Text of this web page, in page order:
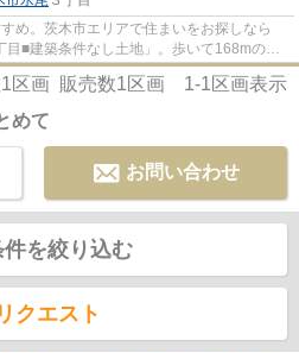
め。茨木市エリアで住まいをお探しなら
目■建築条件なし土地」。歩いて168mの場
す。土地面積は...
1区画 販売数1区画 1-1区画表示
めて
お問い合わせ
件を絞り込む
クエスト